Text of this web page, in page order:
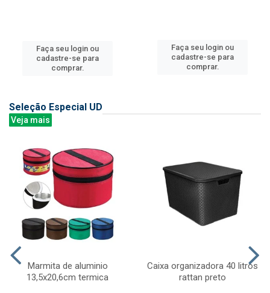
Faça seu login ou
cadastre-se para
comprar.
Faça seu login ou
cadastre-se para
comprar.
Seleção Especial UD
Veja mais
Marmita de aluminio
13,5x20,6cm termica
Caixa organizadora 40 litros
rattan preto